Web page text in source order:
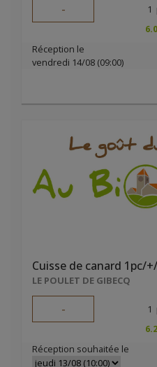
- 1
Réception le
vendredi 14/08 (09:00)
Cuisse de canard 1pc/
LE POULET DE GIBECQ
- 1
Réception souhaitée le